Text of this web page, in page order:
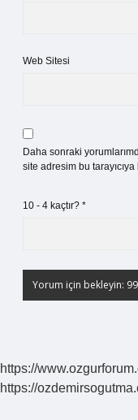
Web Sitesi
Daha sonraki
site adresim bu
10 - 4 kaçtır? *
https://
https://